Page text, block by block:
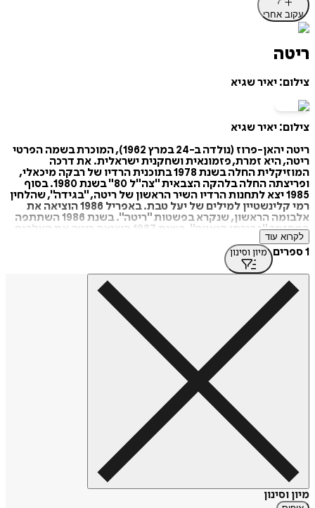
עקוב אחרי
ריטה
צילום: יאיר שגיא
צילום: יאיר שגיא
ריטה יהאן-פרוז (נולדה ב-24 במרץ 1962), המוכרת בשמה הפרטי
ריטה, היא זמרת, פזמונאית ושחקנית ישראלית. את דרכה
המוזיקלית החלה בשנת 1978 בתוכנית הרדיו של רבקה מיכאלי,
ופריצתה החלה בלהקה הצבאית "צה"ל 80" בשנת 1980. בסוף
1985 יצא לתחנות הרדיו השיר הראשון של ריטה, "בגידה", שהלחין
רמי קלינשטיין למילים של יעל טבת. באפריל 1986 הוציאה את
אלבומה הראשון, שנקרא בפשטות "ריטה". בשנת 1986 השתתפה
במחזמר "גבירתי הנאווה". בשנת 1987 הוציאה ריטה את האלבום
נשותיו של נפתלי סימן טוב". ריטה נשלחה לייצג את ישראל
באירוויזיון 1990 שנערכה ביוגוסלביה, עם השיר "שרה ברחובות"
שנים לאחר אלבומה הקודם, חזרה ריטה עם אלבומה השלישי,
"אהבה גדולה". בשנת 1995 השתתפה ריטה בדיבוב סרט
האנימציה "פוקהונטס".
בשנת 1999 הוציאה ריטה אלבום כפול בשם "תפתח חלון". בשנת
1999 הוקרן בערוץ 2 סרט תעודי על חייה של ריטה, "חודאדד -
האלבום "חמצן". בינואר 2008 הוציאה ריטה את האלבום "רמזים",
בהפקתו המוזיקלית של עברי לידר.
בעשר, הוכתרה ריטה כאשת השנה בעקבות ההצלחה הגדולה
והשינוי בחייה האישיים והמוזיקליים. בסוף אותה שנה נבחרה ריטה
לזמרת השנה בארבעה מצעדי תחנות רדיו שונים. כמו כן, פורסם כי
האמן המושמע ביותר ברדיו בישראל בשנת תשס"ח.
לקרוא עוד
1 ספרים מיון וסינון
מיון וסינון